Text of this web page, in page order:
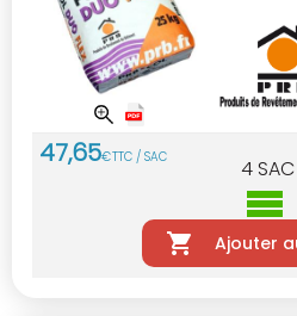
47,65€TTC / SAC 4 SAC
Ajouter